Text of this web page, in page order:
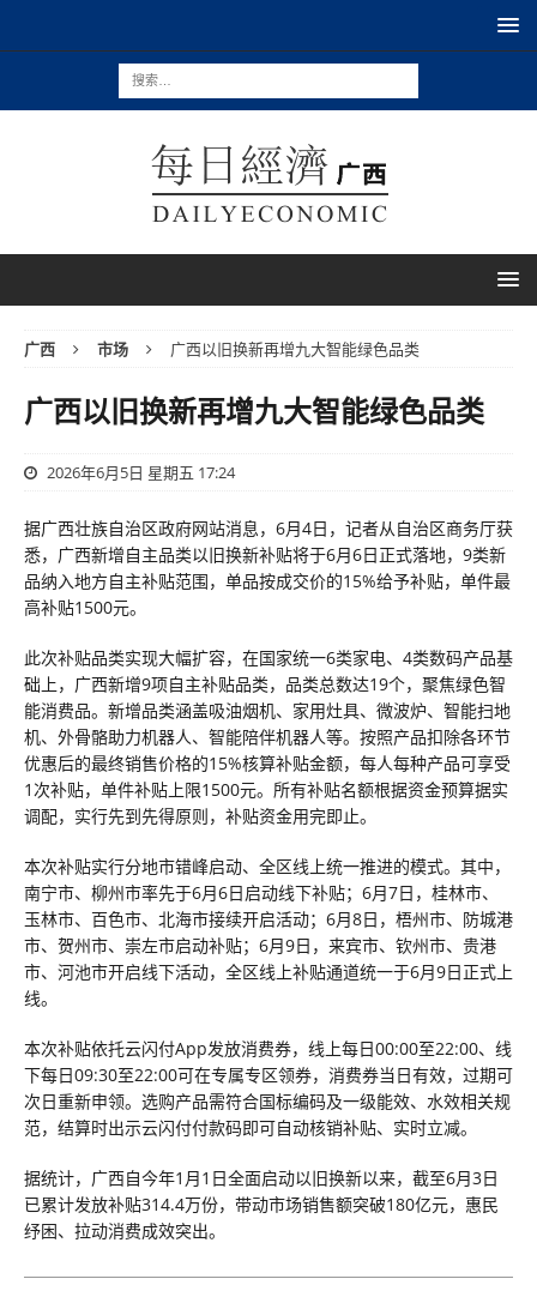
广西 市场 广西以旧换新再增九大智能绿色品类
广西以旧换新再增九大智能绿色品类
2026年6月5日 星期五 17:24
据广西壮族自治区政府网站消息，6月4日，记者从自治区商务厅获
悉，广西新增自主品类以旧换新补贴将于6月6日正式落地，9类新
品纳入地方自主补贴范围，单品按成交价的15%给予补贴，单件最
高补贴1500元。
此次补贴品类实现大幅扩容，在国家统一6类家电、4类数码产品基
础上，广西新增9项自主补贴品类，品类总数达19个，聚焦绿色智
能消费品。新增品类涵盖吸油烟机、家用灶具、微波炉、智能扫地
机、外骨骼助力机器人、智能陪伴机器人等。按照产品扣除各环节
优惠后的最终销售价格的15%核算补贴金额，每人每种产品可享受
1次补贴，单件补贴上限1500元。所有补贴名额根据资金预算据实
调配，实行先到先得原则，补贴资金用完即止。
本次补贴实行分地市错峰启动、全区线上统一推进的模式。其中，
南宁市、柳州市率先于6月6日启动线下补贴；6月7日，桂林市、
玉林市、百色市、北海市接续开启活动；6月8日，梧州市、防城港
市、贺州市、崇左市启动补贴；6月9日，来宾市、钦州市、贵港
市、河池市开启线下活动，全区线上补贴通道统一于6月9日正式上
线。
本次补贴依托云闪付App发放消费券，线上每日00:00至22:00、线
下每日09:30至22:00可在专属专区领券，消费券当日有效，过期可
次日重新申领。选购产品需符合国标编码及一级能效、水效相关规
范，结算时出示云闪付付款码即可自动核销补贴、实时立减。
据统计，广西自今年1月1日全面启动以旧换新以来，截至6月3日
已累计发放补贴314.4万份，带动市场销售额突破180亿元，惠民
纾困、拉动消费成效突出。